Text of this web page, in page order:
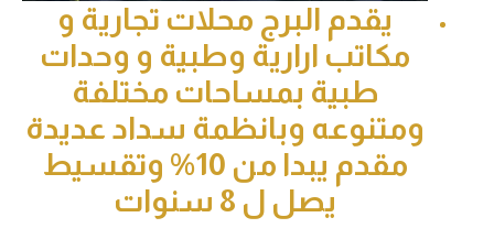
يقدم البرج محلات تجارية و
مكاتب ارارية وطبية و وحدات
طبية بمساحات مختلفة
ومتنوعه وبانظمة سداد عديدة
مقدم يبدا من 10% وتقسيط
يصل ل 8 سنوات